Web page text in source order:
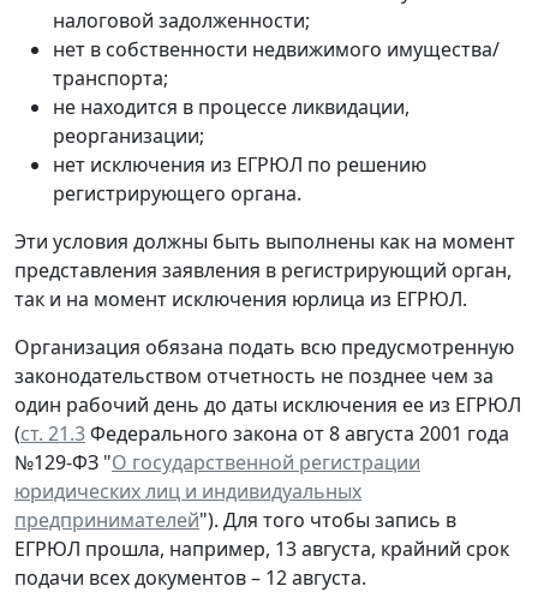
налоговой задолженности;
нет в собственности недвижимого имущества/
транспорта;
не находится в процессе ликвидации,
реорганизации;
нет исключения из ЕГРЮЛ по решению
регистрирующего органа.
Эти условия должны быть выполнены как на момент
представления заявления в регистрирующий орган,
так и на момент исключения юрлица из ЕГРЮЛ.
Организация обязана подать всю предусмотренную
законодательством отчетность не позднее чем за
один рабочий день до даты исключения ее из ЕГРЮЛ
(ст. 21.3Федерального закона от 8 августа 2001 года
№129-ФЗ "О государственной регистрации
юридических лиц и индивидуальных
предпринимателей"). Для того чтобы запись в
ЕГРЮЛ прошла, например, 13 августа, крайний срок
подачи всех документов – 12 августа.